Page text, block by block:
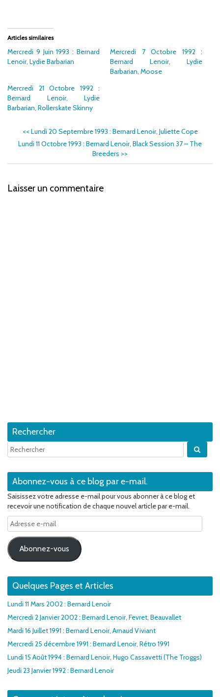
Articles similaires
Mercredi 9 Juin 1993 : Bernard
Lenoir, Lydie Barbarian
Mercredi 7 Octobre 1992 :
Bernard Lenoir, Lydie
Barbarian, Moose
Mercredi 21 Octobre 1992 :
Bernard Lenoir, Lydie
Barbarian, Rollerskate Skinny
<< Lundi 20 Septembre 1993 : Bernard Lenoir, Juliette Cope
Lundi 11 Octobre 1993 : Bernard Lenoir, Black Session 37 – The
Breeders >>
Laisser un commentaire
Rechercher
Abonnez-vous à ce blog par e-mail.
Saisissez votre adresse e-mail pour vous abonner à ce blog et
recevoir une notification de chaque nouvel article par e-mail.
Adresse
e-
mail
Abonnez-vous
Quelques Pages et Articles
Lundi 11 Mars 2002 : Bernard Lenoir
Mercredi 2 Janvier 2002 : Bernard Lenoir, Fevret, Beauvallet
Mardi 16 Juillet 1991 : Bernard Lenoir, Arnaud Viviant
Mercredi 25 décembre 1991 : Bernard Lenoir, Rétro 1991
Lundi 15 Août 1994 : Bernard Lenoir, Hugo Cassavetti (The Troggs)
Jeudi 23 Janvier 1992 : Bernard Lenoir